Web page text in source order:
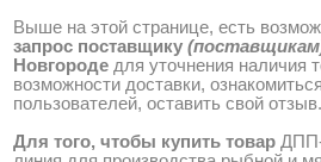
Выше на этой странице, есть
запрос поставщику
Новгороде для уточнения наличия
возможности доставки,
пользователей, оставить свой отзыв.
Для того, чтобы купить товар